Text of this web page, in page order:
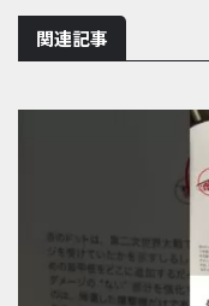
関連記事